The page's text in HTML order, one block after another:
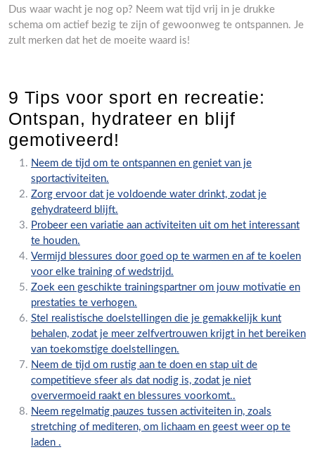
Dus waar wacht je nog op? Neem wat tijd vrij in je drukke
schema om actief bezig te zijn of gewoonweg te ontspannen. Je
zult merken dat het de moeite waard is!
9 Tips voor sport en recreatie:
Ontspan, hydrateer en blijf
gemotiveerd!
Neem de tijd om te ontspannen en geniet van je
sportactiviteiten.
Zorg ervoor dat je voldoende water drinkt, zodat je
gehydrateerd blijft.
Probeer een variatie aan activiteiten uit om het interessant
te houden.
Vermijd blessures door goed op te warmen en af te koelen
voor elke training of wedstrijd.
Zoek een geschikte trainingspartner om jouw motivatie en
prestaties te verhogen.
Stel realistische doelstellingen die je gemakkelijk kunt
behalen, zodat je meer zelfvertrouwen krijgt in het bereiken
van toekomstige doelstellingen.
Neem de tijd om rustig aan te doen en stap uit de
competitieve sfeer als dat nodig is, zodat je niet
oververmoeid raakt en blessures voorkomt..
Neem regelmatig pauzes tussen activiteiten in, zoals
stretching of mediteren, om lichaam en geest weer op te
laden .